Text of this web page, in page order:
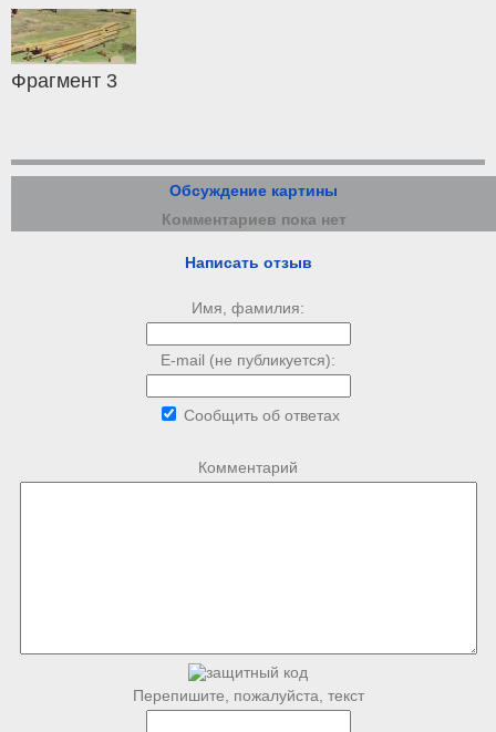
Фрагмент 3
Обсуждение картины
Комментариев пока нет
Написать отзыв
Имя, фамилия:
E-mail (не публикуется):
Сообщить об ответах
Комментарий
Перепишите, пожалуйста, текст